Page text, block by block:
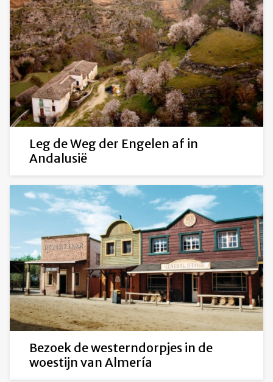
Leg de Weg der Engelen af in
Andalusië
Bezoek de westerndorpjes in de
woestijn van Almería